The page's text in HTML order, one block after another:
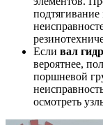
подтягивание
Если вал
вероятнее,
поршневой
осмотреть